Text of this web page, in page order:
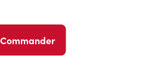
Commander